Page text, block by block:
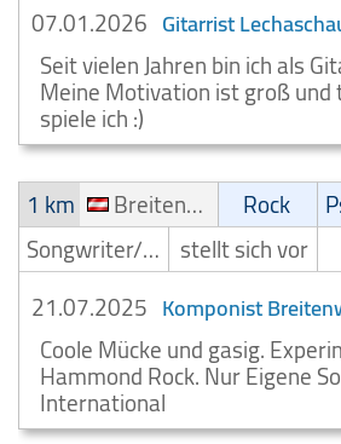
07.01.2026 Gitarrist
Seit vielen Jahren bin ich als
Meine Motivation ist groß und
spiele ich :)
1 km
Breitenwang Rock
Songwriter/Komponist stellt sich vor
21.07.2025 Komponist
Coole Mücke und gasig.
Hammond Rock. Nur Eigene
International